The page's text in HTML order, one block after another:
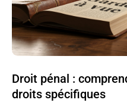
Droit pénal :
droits spécifiques